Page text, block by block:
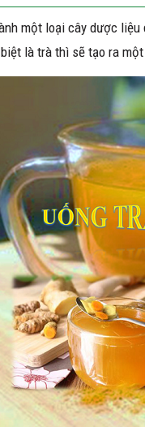
một loại cây dược
là trà thì sẽ tạo ra